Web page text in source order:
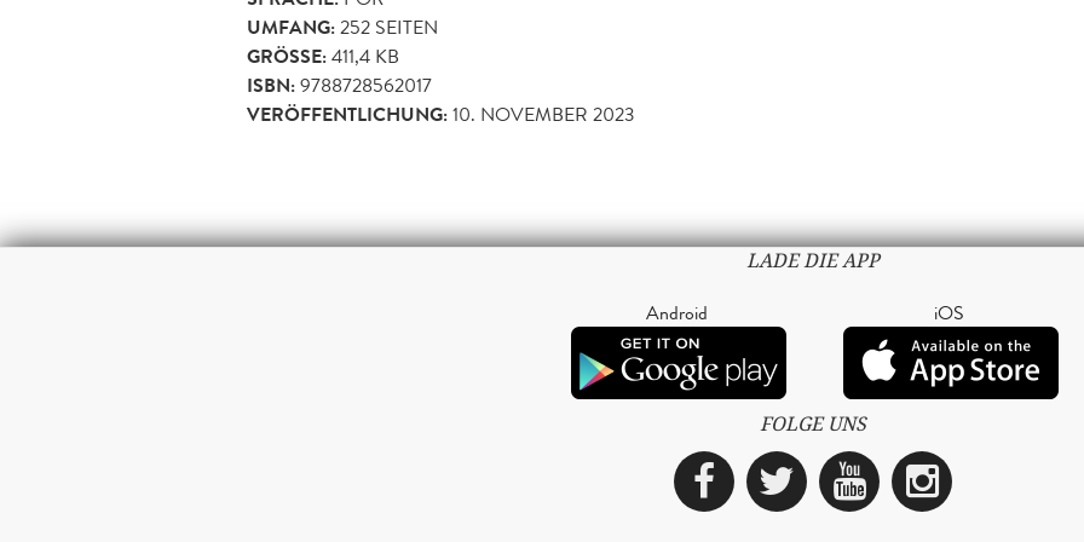
UMFANG:252 SEITEN
GRÖSSE: 411,4 KB
ISBN:9788728562017
VERÖFFENTLICHUNG:10. NOVEMBER 2023
LADE DIE APP
Android iOS
FOLGE UNS
Facebook
TwitterYouTube